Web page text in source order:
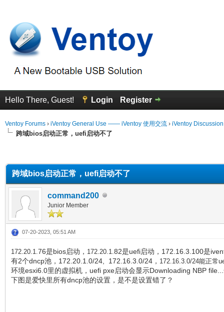
Hello There, Guest! Login Register
Ventoy Forums › iVentoy General Use —— iVentoy 使用交流 › iVentoy
跨域bios启动正常，uefi启动不了
跨域bios启动正常，uefi启动不了
command200
Junior Member
07-20-2023, 05:51 AM
172. 20.1. 76是bios启动， 172. 20.1. 82是uefi启动，172.16.3.100是
有2个dncp池，172.20.1.0/24, 172.16.3.0/24， 172.16.3.0/24能正常
环境esxi6.0里的虚拟机，uefi pxe启动会显示Downloading NBP
下图是爱快里所有dncp池的设置，是不是设置错了？